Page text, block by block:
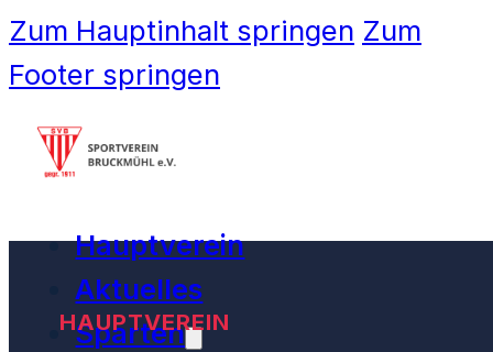
Zum Hauptinhalt springen Zum
Footer springen
Hauptverein
Aktuelles
Sparten
HAUPTVEREIN